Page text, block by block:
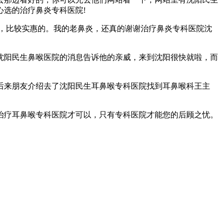
选的治疗鼻炎专科医院!
较实惠的。我的老鼻炎，还真的谢谢治疗鼻炎专科医院沈
民生鼻喉医院的消息告诉他的亲威，来到沈阳很快就啦，而
朋友介绍去了沈阳民生耳鼻喉专科医院找到耳鼻喉科王主
鼻喉专科医院才可以，只有专科医院才能您的后顾之忧。